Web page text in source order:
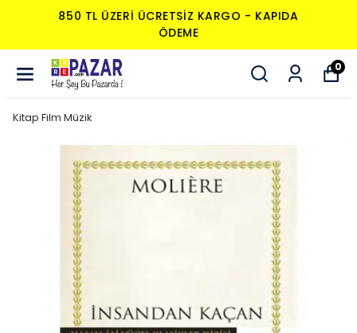
850 TL ÜZERI ÜCRETSIZ KARGO - KAPIDA
ÖDEME
0
Kitap Film Müzik